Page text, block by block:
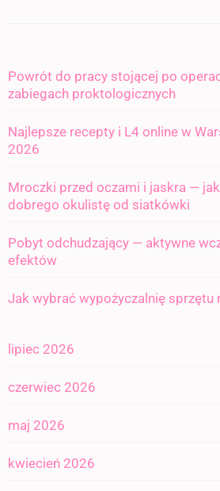
Powrót do pracy stojącej po
zabiegach proktologicznych
Najlepsze recepty i L4 online w
2026
Mroczki przed oczami i jaskra — jak
dobrego okulistę od siatkówki
Pobyt odchudzający — aktywne
efektów
Jak wybrać wypożyczalnię sprzętu
lipiec 2026
czerwiec 2026
maj 2026
kwiecień 2026